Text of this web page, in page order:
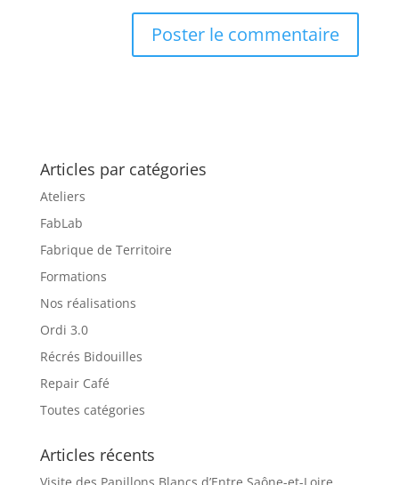
Articles par catégories
Ateliers
FabLab
Fabrique de Territoire
Formations
Nos réalisations
Ordi 3.0
Récrés Bidouilles
Repair Café
Toutes catégories
Articles récents